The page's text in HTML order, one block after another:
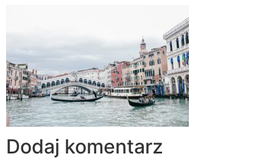
Dodaj komentarz